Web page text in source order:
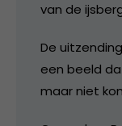
van de
De
een beeld
maar niet